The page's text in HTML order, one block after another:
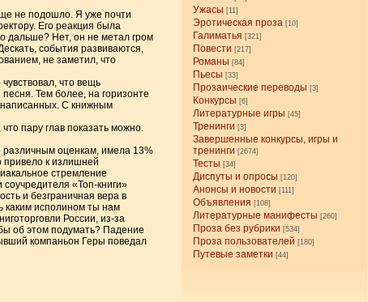
Ужасы [11]
Эротическая проза [10]
Галиматья [321]
Повести [217]
Романы [84]
Пьесы [33]
Прозаические переводы [3]
Конкурсы [6]
Литературные игры [45]
Тренинги [3]
Завершенные конкурсы, игры и
тренинги [2674]
Тесты [34]
Диспуты и опросы [120]
Анонсы и новости [111]
Объявления [108]
Литературные манифесты [260]
Проза без рубрики [534]
Проза пользователей [180]
Путевые заметки [44]
не подошло. Я уже почти
Его реакция была
дальше? Нет, он не метал гром
события развиваются,
не заметил, что
что вещь
Тем более, на горизонте
С книжным
пару глав показать можно.
различным оценкам, имела 13%
привело к излишней
стремление
«Топ-книги»
и безграничная вера в
каким исполином ты нам
России, из-за
об этом подумать? Падение
компаньон Геры поведал